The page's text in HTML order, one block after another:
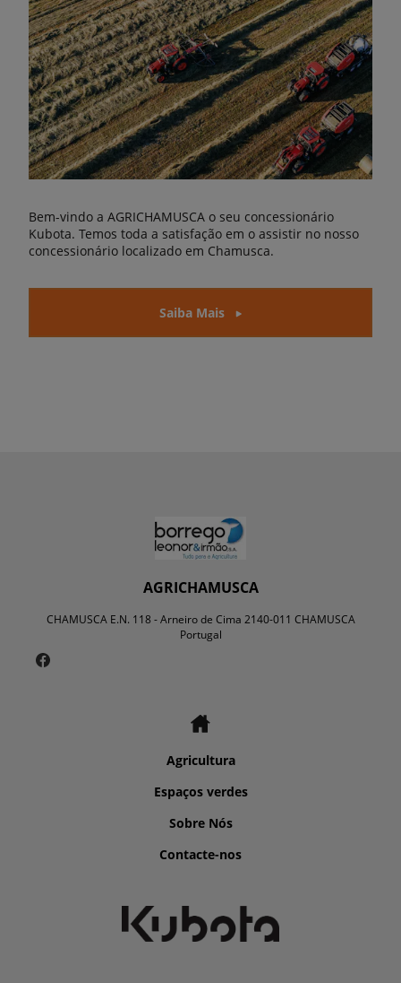
Bem-vindo a AGRICHAMUSCA o seu concessionário
Kubota. Temos toda a satisfação em o assistir no nosso
concessionário localizado em Chamusca.
Saiba Mais
AGRICHAMUSCA
CHAMUSCA E.N. 118 - Arneiro de Cima 2140-011 CHAMUSCA
Portugal
Agricultura
Espaços verdes
Sobre Nós
Contacte-nos